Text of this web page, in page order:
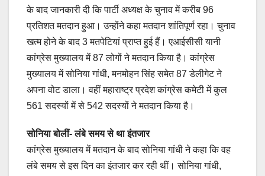
के बाद जानकारी दी कि पार्टी अध्यक्ष के चुनाव में करीब 96
प्रतिशत मतदान हुआ। उन्होंने कहा मतदान शांतिपूर्ण रहा। चुनाव
खत्म होने के बाद 3 मतपेटियां प्राप्त हुई हैं। एआईसीसी यानी
कांग्रेस मुख्यालय में 87 लोगों ने मतदान किया है। कांग्रेस
मुख्यालय में सोनिया गांधी, मनमोहन सिंह समेत 87 डेलीगेट ने
अपना वोट डाला। वहीं महाराष्ट्र प्रदेश कांग्रेस कमेटी में कुल
561 सदस्यों में से 542 सदस्यों ने मतदान किया है।
सोनिया बोलीं- लंबे समय से था इंतजार
कांग्रेस मुख्यालय में मतदान के बाद सोनिया गांधी ने कहा कि वह
लंबे समय से इस दिन का इंतजार कर रही थीं। सोनिया गांधी,